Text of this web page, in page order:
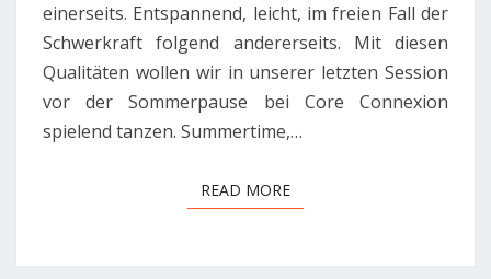
einerseits. Entspannend, leicht, im freien Fall der
Schwerkraft folgend andererseits. Mit diesen
Qualitäten wollen wir in unserer letzten Session
vor der Sommerpause bei Core Connexion
spielend tanzen. Summertime,…
READ MOREREAD MORE